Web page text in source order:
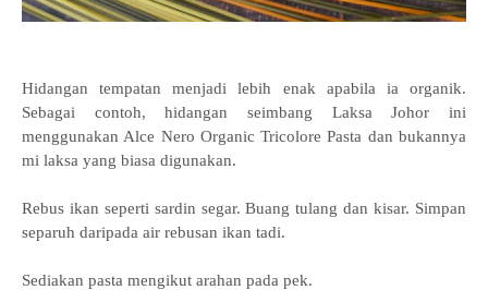
Hidangan tempatan menjadi lebih enak apabila ia organik.
Sebagai contoh, hidangan seimbang Laksa Johor ini
menggunakan Alce Nero Organic Tricolore Pasta dan bukannya
mi laksa yang biasa digunakan.
Rebus ikan seperti sardin segar. Buang tulang dan kisar. Simpan
separuh daripada air rebusan ikan tadi.
Sediakan pasta mengikut arahan pada pek.